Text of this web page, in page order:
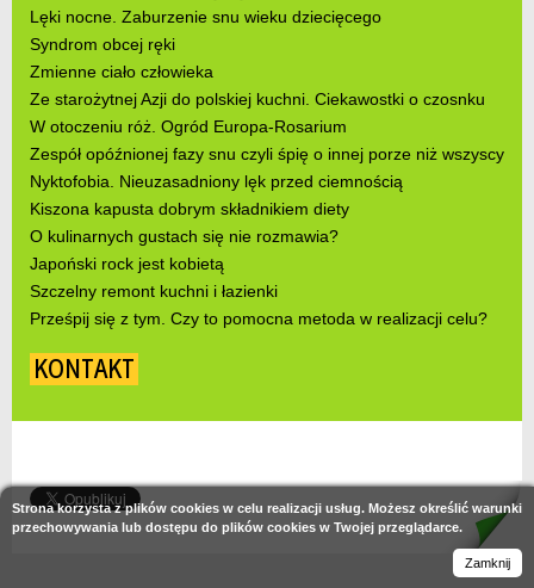
Lęki nocne. Zaburzenie snu wieku dziecięcego
Syndrom obcej ręki
Zmienne ciało człowieka
Ze starożytnej Azji do polskiej kuchni. Ciekawostki o czosnku
W otoczeniu róż. Ogród Europa-Rosarium
Zespół opóźnionej fazy snu czyli śpię o innej porze niż wszyscy
Nyktofobia. Nieuzasadniony lęk przed ciemnością
Kiszona kapusta dobrym składnikiem diety
O kulinarnych gustach się nie rozmawia?
Japoński rock jest kobietą
Szczelny remont kuchni i łazienki
Prześpij się z tym. Czy to pomocna metoda w realizacji celu?
KONTAKT
Strona korzysta z plików cookies w celu realizacji usług. Możesz określić warunki
przechowywania lub dostępu do plików cookies w Twojej przeglądarce.
Zamknij